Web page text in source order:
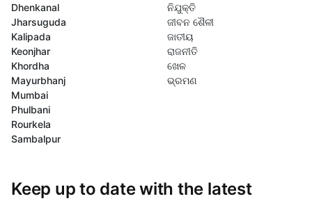
Dhenkanal
Jharsuguda
Kalipada
Keonjhar
Khordha
Mayurbhanj
Mumbai
Phulbani
Rourkela
Sambalpur
ନିଯୁକ୍ତି
ଜୀବନ ଶୈଳୀ
ଜାତୀୟ
ରାଜନୀତି
ଖେଳ
ଭ୍ରମଣ
Keep up to date with the latest